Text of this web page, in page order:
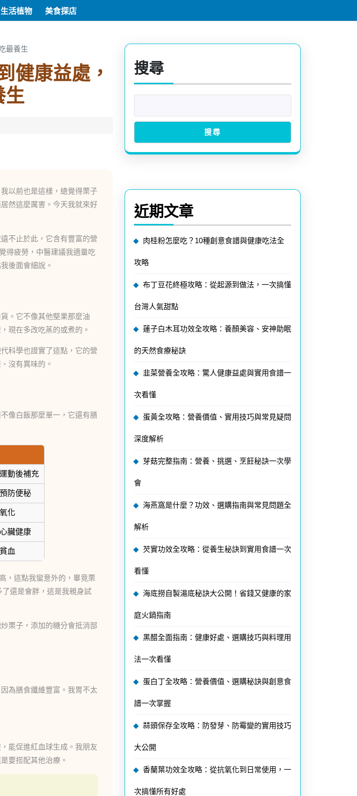
生活植物 美食探店
最養生
健康益處，
生
以前也是這樣，總覺得栗子
然這麼厲害。今天我就來好
不止於此，它含有豐富的營
得疲勞，中醫建議我適量吃
後面會細說。
。它不像其他堅果那麼油
現在多改吃蒸的或煮的。
科學也證實了這點，它的營
沒有異味的。
像白飯那麼單一，它還有膳
動後補充
防便秘
化
臟健康
血
，這點我蠻意外的，畢竟栗
還是會胖，這是我親身試
栗子，添加的糖分會抵消部
為膳食纖維豐富。我胃不太
能促進紅血球生成。我朋友
要搭配其他治療。
搜尋
搜尋
近期文章
肉桂粉怎麼吃？10種創意食譜與健康吃法全
攻略
布丁豆花終極攻略：從起源到做法，一次搞懂
台灣人氣甜點
蓮子白木耳功效全攻略：養顏美容、安神助眠
的天然食療秘訣
韭菜營養全攻略：驚人健康益處與實用食譜一
次看懂
蛋黃全攻略：營養價值、實用技巧與常見疑問
深度解析
芽菇完整指南：營養、挑選、烹飪秘訣一次學
會
海燕窩是什麼？功效、選購指南與常見問題全
解析
芡實功效全攻略：從養生秘訣到實用食譜一次
看懂
海底撈自製湯底秘訣大公開！省錢又健康的家
庭火鍋指南
黑醋全面指南：健康好處、選購技巧與料理用
法一次看懂
蛋白丁全攻略：營養價值、選購秘訣與創意食
譜一次掌握
蒜頭保存全攻略：防發芽、防霉變的實用技巧
大公開
香蘭葉功效全攻略：從抗氧化到日常使用，一
次搞懂所有好處